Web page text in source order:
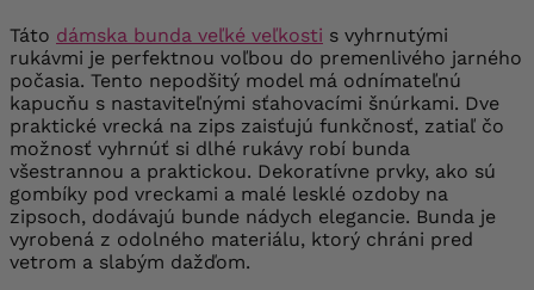
Táto dámska bunda veľké veľkosti s vyhrnutými
rukávmi je perfektnou voľbou do premenlivého jarného
počasia. Tento nepodšitý model má odnímateľnú
kapucňu s nastaviteľnými sťahovacími šnúrkami. Dve
praktické vrecká na zips zaisťujú funkčnosť, zatiaľ čo
možnosť vyhrnúť si dlhé rukávy robí bunda
všestrannou a praktickou. Dekoratívne prvky, ako sú
gombíky pod vreckami a malé lesklé ozdoby na
zipsoch, dodávajú bunde nádych elegancie. Bunda je
vyrobená z odolného materiálu, ktorý chráni pred
vetrom a slabým dažďom.